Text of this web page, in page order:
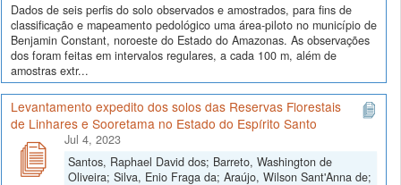
Dados de seis perfis do solo observados e amostrados, para fins de
classificação e mapeamento pedológico uma área-piloto no município de
Benjamin Constant, noroeste do Estado do Amazonas. As observações
dos foram feitas em intervalos regulares, a cada 100 m, além de
amostras extr...
Levantamento expedito dos solos das Reservas Florestais
de Linhares e Sooretama no Estado do Espírito Santo
Jul 4, 2023
Santos, Raphael David dos; Barreto, Washington de
Oliveira; Silva, Enio Fraga da; Araújo, Wilson Sant'Anna de;